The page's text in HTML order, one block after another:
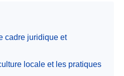
cadre juridique et
locale et les pratiques